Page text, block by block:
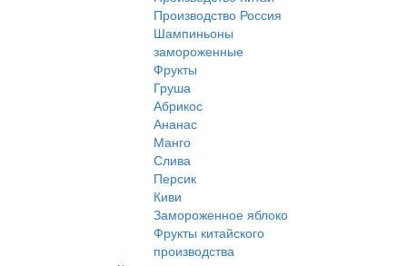
Производство Россия
Шампиньоны
замороженные
Фрукты
Груша
Абрикос
Ананас
Манго
Слива
Персик
Киви
Замороженное яблоко
Фрукты китайского
производства